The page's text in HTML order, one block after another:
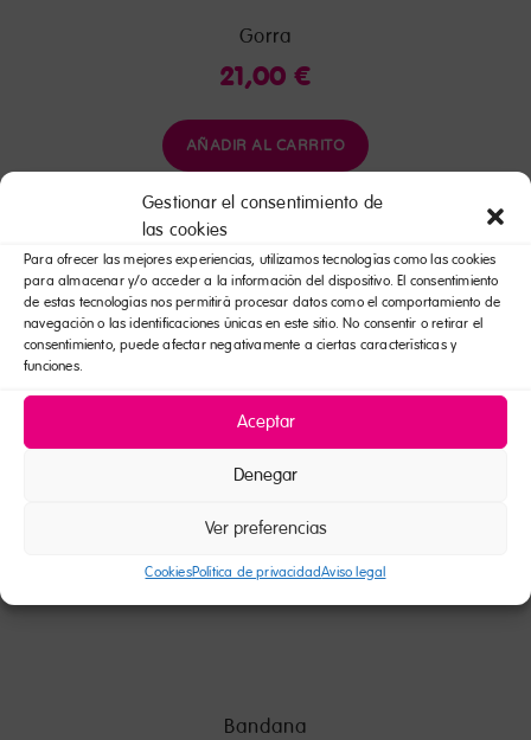
Gestionar el consentimiento de
las cookies
Para ofrecer las mejores experiencias, utilizamos tecnologías como las cookies
para almacenar y/o acceder a la información del dispositivo. El consentimiento
de estas tecnologías nos permitirá procesar datos como el comportamiento de
navegación o las identificaciones únicas en este sitio. No consentir o retirar el
consentimiento, puede afectar negativamente a ciertas características y
funciones.
Aceptar
Denegar
Ver preferencias
CookiesPolítica de privacidadAviso legal
Gorra
21,00 €
AÑADIR AL CARRITO
Bandana